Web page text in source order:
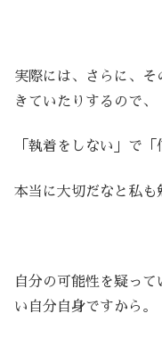
実際には、さらに、
きていたりするので、
「執着をしない」で
本当に大切だなと私も
自分の可能性を疑っ
い自分自身ですから。